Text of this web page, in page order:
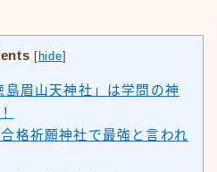
[hide]
島眉山天神社」は学問の神
格祈願神社で最強と言われ